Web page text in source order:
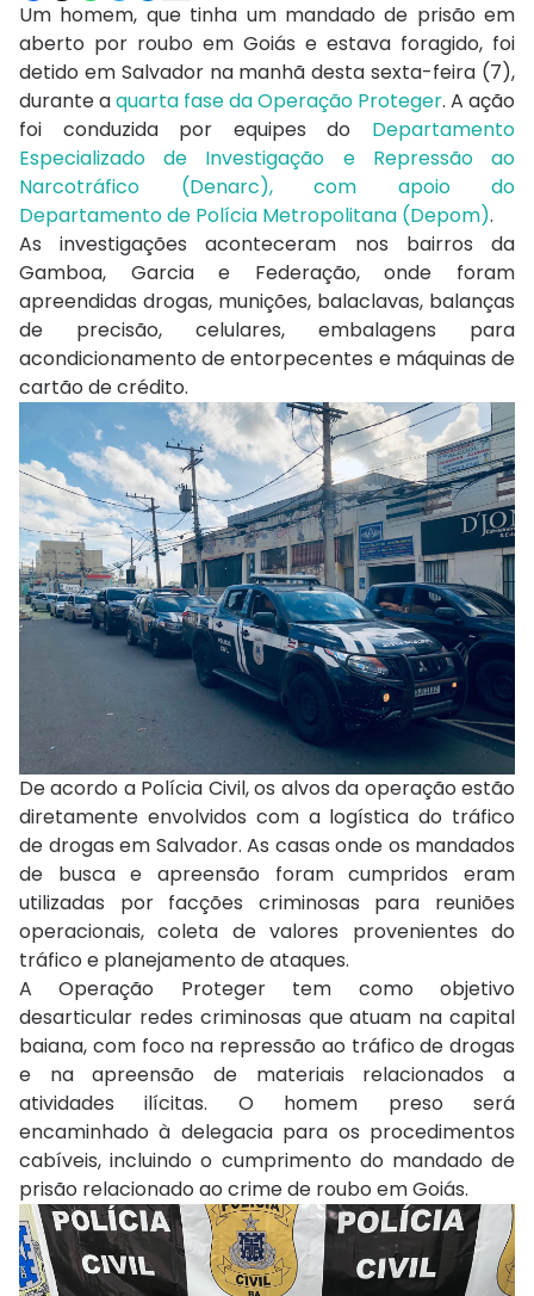
Um homem, que tinha um mandado de prisão em
aberto por roubo em Goiás e estava foragido, foi
detido em Salvador na manhã desta sexta-feira (7),
durante aquarta fase da Operação Proteger. A ação
foi conduzida por equipes do Departamento
Especializado de Investigação e Repressão ao
Narcotráfico (Denarc), com apoio do
Departamento de Polícia Metropolitana (Depom).
As investigações aconteceram nos bairros da
Gamboa, Garcia e Federação, onde foram
apreendidas drogas, munições, balaclavas, balanças
de precisão, celulares, embalagens para
acondicionamento de entorpecentes e máquinas de
cartão de crédito.
De acordo a Polícia Civil, os alvos da operação estão
diretamente envolvidos com a logística do tráfico
de drogas em Salvador. As casas onde os mandados
de busca e apreensão foram cumpridos eram
utilizadas por facções criminosas para reuniões
operacionais, coleta de valores provenientes do
tráfico e planejamento de ataques.
A Operação Proteger tem como objetivo
desarticular redes criminosas que atuam na capital
baiana, com foco na repressão ao tráfico de drogas
e na apreensão de materiais relacionados a
atividades ilícitas. O homem preso será
encaminhado à delegacia para os procedimentos
cabíveis, incluindo o cumprimento do mandado de
prisão relacionado ao crime de roubo em Goiás.